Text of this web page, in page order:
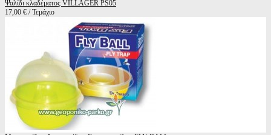
Ψαλίδι κλαδέματος VILLAGER PS05
17,00 € / Τεμάχιο